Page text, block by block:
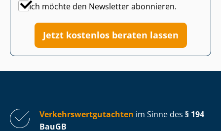
Ich möchte den Newsletter abonnieren.
Jetzt kostenlos beraten lassen
Ver­kehrs­wert­gut­ach­ten im Sinne des § 194
BauGB